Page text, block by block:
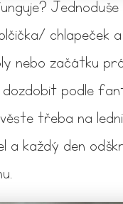
chlapeček
nebo začátku
podle
třeba na
a každý den